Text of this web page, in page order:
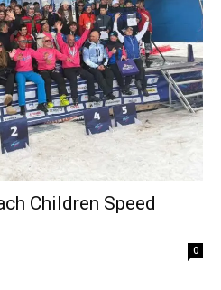
Children Speed
0